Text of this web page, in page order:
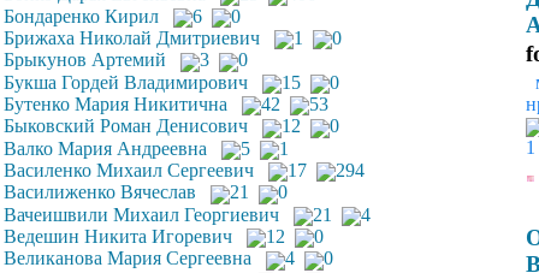
Бондаренко Кирил
6
0
Брижаха Николай Дмитриевич
1
0
Брыкунов Артемий
3
0
Букша Гордей Владимирович
15
0
Бутенко Мария Никитична
42
53
Быковский Роман Денисович
12
0
Валко Мария Андреевна
5
1
Василенко Михаил Сергеевич
17
294
Василиженко Вячеслав
21
0
Вачеишвили Михаил Георгиевич
21
4
Ведешин Никита Игоревич
12
0
Великанова Мария Сергеевна
4
0
1